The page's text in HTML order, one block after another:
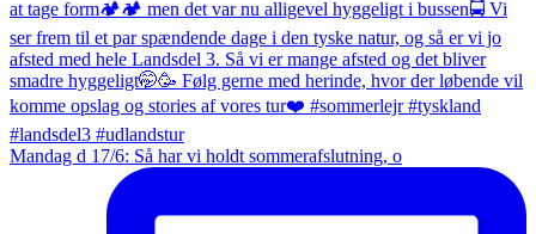
Mandag d 17/6: Så har vi holdt sommerafslutning, o